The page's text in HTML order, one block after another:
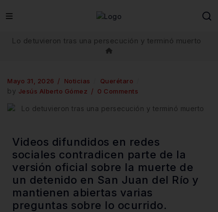
Lo detuvieron tras una persecución y terminó muerto
Mayo 31, 2026 Noticias Querétaro
by Jesús Alberto Gómez 0 Comments
Videos difundidos en redes
sociales contradicen parte de la
versión oficial sobre la muerte de
un detenido en San Juan del Río y
mantienen abiertas varias
preguntas sobre lo ocurrido.